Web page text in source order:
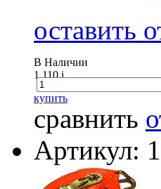
оставить
В Наличии
1 110i
купить
сравнить
Артикул: